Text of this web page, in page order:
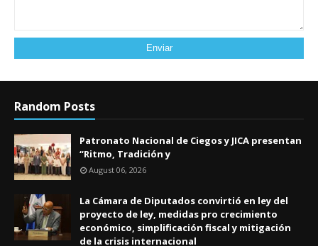
Random Posts
Patronato Nacional de Ciegos y JICA presentan
“Ritmo, Tradición y
August 06, 2026
La Cámara de Diputados convirtió en ley del
proyecto de ley, medidas pro crecimiento
económico, simplificación fiscal y mitigación
de la crisis internacional